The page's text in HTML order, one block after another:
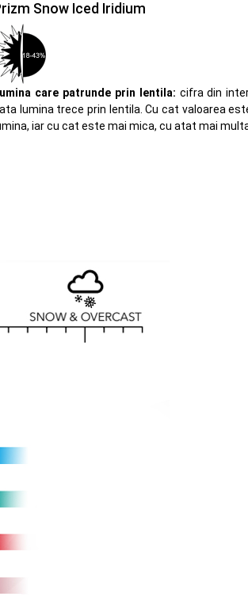
Snow Iced Iridium
care patrunde prin lentila: cifra din
lumina trece prin lentila. Cu cat valoarea
iar cu cat este mai mica, cu atat mai